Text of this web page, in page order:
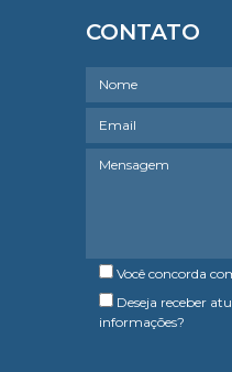
CONTATO
Você concorda
Deseja receber
informações?